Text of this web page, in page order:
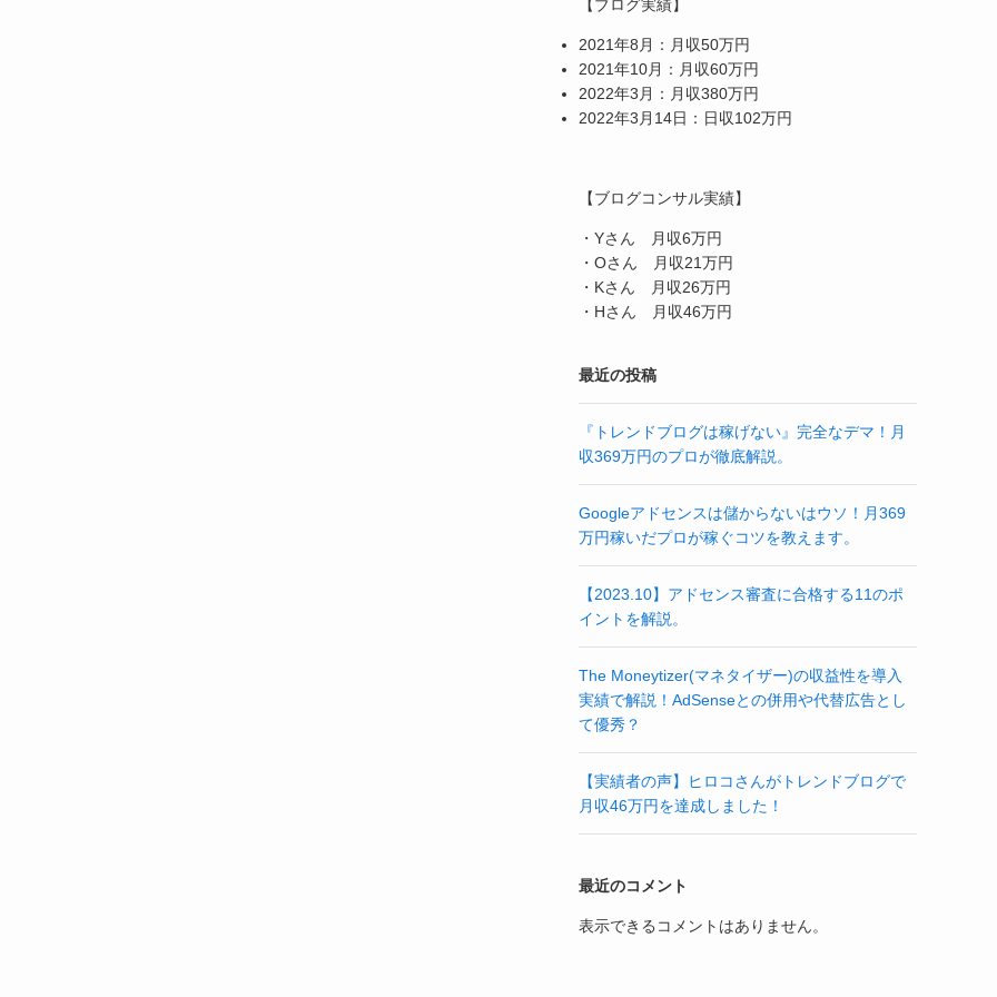
【ブログ実績】
2021年8月：月収50万円
2021年10月：月収60万円
2022年3月：月収380万円
2022年3月14日：日収102万円
【ブログコンサル実績】
・Yさん 月収6万円
・Oさん 月収21万円
・Kさん 月収26万円
・Hさん 月収46万円
最近の投稿
『トレンドブログは稼げない』完全なデマ！月
収369万円のプロが徹底解説。
Googleアドセンスは儲からないはウソ！月369
万円稼いだプロが稼ぐコツを教えます。
【2023.10】アドセンス審査に合格する11のポ
イントを解説。
The Moneytizer(マネタイザー)の収益性を導入
実績で解説！AdSenseとの併用や代替広告とし
て優秀？
【実績者の声】ヒロコさんがトレンドブログで
月収46万円を達成しました！
最近のコメント
表示できるコメントはありません。